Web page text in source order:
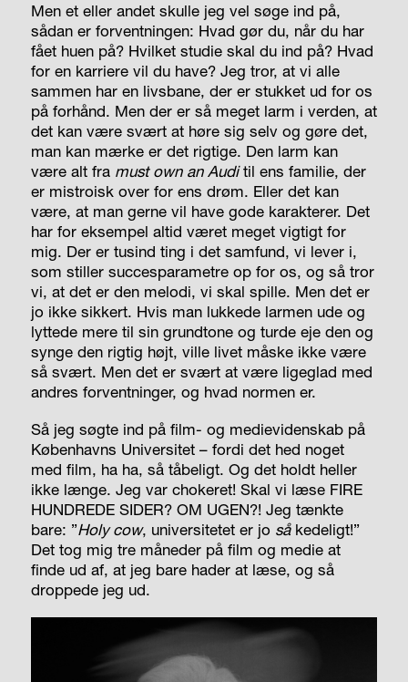
Men et eller andet skulle jeg vel søge ind på,
sådan er forventningen: Hvad gør du, når du har
fået huen på? Hvilket studie skal du ind på? Hvad
for en karriere vil du have? Jeg tror, at vi alle
sammen har en livsbane, der er stukket ud for os
på forhånd. Men der er så meget larm i verden, at
det kan være svært at høre sig selv og gøre det,
man kan mærke er det rigtige. Den larm kan
være alt fra must own an Auditil ens familie, der
er mistroisk over for ens drøm. Eller det kan
være, at man gerne vil have gode karakterer. Det
har for eksempel altid været meget vigtigt for
mig. Der er tusind ting i det samfund, vi lever i,
som stiller succesparametre op for os, og så tror
vi, at det er den melodi, vi skal spille. Men det er
jo ikke sikkert. Hvis man lukkede larmen ude og
lyttede mere til sin grundtone og turde eje den og
synge den rigtig højt, ville livet måske ikke være
så svært. Men det er svært at være ligeglad med
andres forventninger, og hvad normen er.
Så jeg søgte ind på film- og medievidenskab på
Københavns Universitet – fordi det hed noget
med film, ha ha, så tåbeligt. Og det holdt heller
ikke længe. Jeg var chokeret! Skal vi læse FIRE
HUNDREDE SIDER? OM UGEN?! Jeg tænkte
bare: ”Holy cow, universitetet er jo såkedeligt!”
Det tog mig tre måneder på film og medie at
finde ud af, at jeg bare hader at læse, og så
droppede jeg ud.